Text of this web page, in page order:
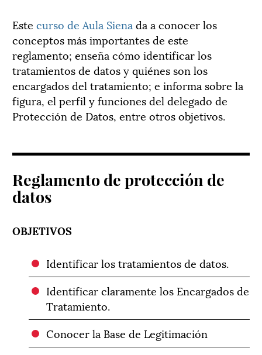
Este curso de Aula Siena da a conocer los
conceptos más importantes de este
reglamento; enseña cómo identificar los
tratamientos de datos y quiénes son los
encargados del tratamiento; e informa sobre la
figura, el perfil y funciones del delegado de
Protección de Datos, entre otros objetivos.
Reglamento de protección de
datos
OBJETIVOS
Identificar los tratamientos de datos.
Identificar claramente los Encargados de
Tratamiento.
Conocer la Base de Legitimación